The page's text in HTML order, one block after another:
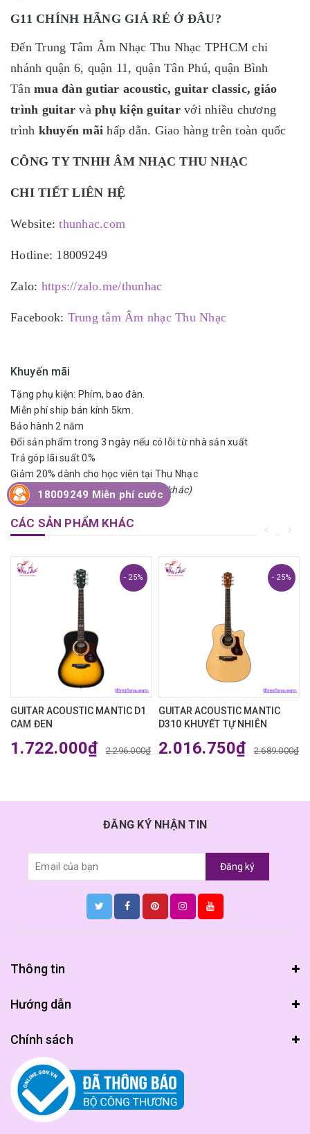
G11 CHÍNH HÃNG GIÁ RẺ Ở ĐÂU?
Đến Trung Tâm Âm Nhạc Thu Nhạc TPHCM chi
nhánh quận 6, quận 11, quận Tân Phú, quận Bình
Tân mua đàn gutiar acoustic, guitar classic, giáo
trình guitar và phụ kiện guitarvới nhiều chương
trình khuyến mãihấp dẫn. Giao hàng trên toàn quốc
CÔNG TY TNHH ÂM NHẠC THU NHẠC
CHI TIẾT LIÊN HỆ
Website:thunhac.com
Hotline: 18009249
Zalo: https://zalo.me/thunhac
Facebook: Trung tâm Âm nhạc Thu Nhạc
Khuyến mãi
Tặng phụ kiện: Phím, bao đàn.
Miễn phí ship bán kính 5km.
Bảo hành 2 năm
Đổi sản phẩm trong 3 ngày nếu có lỗi từ nhà sản xuất
Trả góp lãi suất 0%
Giảm 20% dành cho học viên tại Thu Nhạc
(Không áp dụng khi đang có CTKM khác)
CÁC SẢN PHẨM KHÁC
- 25%
GUITAR ACOUSTIC MANTIC D1
CAM ĐEN
1.722.000₫ 2.296.000₫
- 25%
GUITAR ACOUSTIC MANTIC
D310 KHUYẾT TỰ NHIÊN
2.016.750₫ 2.689.000₫
ĐĂNG KÝ NHẬN TIN
Đăng ký
Thông tin
Hướng dẫn
Chính sách
18009249 Miễn phí cước